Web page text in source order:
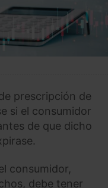
prescripción de
si el consumidor
de que dicho
consumidor,
debe tener